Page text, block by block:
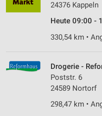
24376 Kappeln
Heute 09:00 -
330,54 km •
Drogerie -
Poststr. 6
24589 Nortorf
298,47 km •
Verwendung reduzierter
Werbeanzeigen
Erstellung von Profilen
Verwendung von Profilen
personalisierter Werbung
von Inhalten